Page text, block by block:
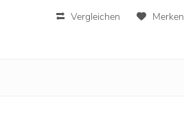
Vergleichen Merken